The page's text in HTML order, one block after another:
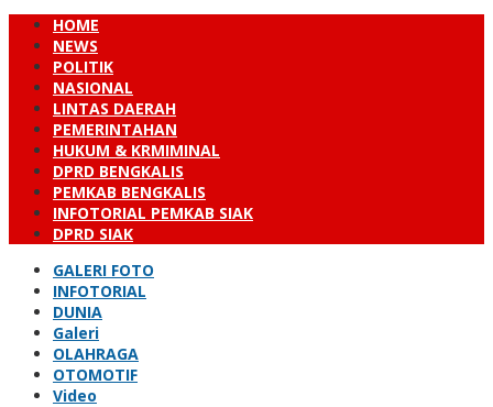
HOME
NEWS
POLITIK
NASIONAL
LINTAS DAERAH
PEMERINTAHAN
HUKUM & KRMIMINAL
DPRD BENGKALIS
PEMKAB BENGKALIS
INFOTORIAL PEMKAB SIAK
DPRD SIAK
GALERI FOTO
INFOTORIAL
DUNIA
Galeri
OLAHRAGA
OTOMOTIF
Video